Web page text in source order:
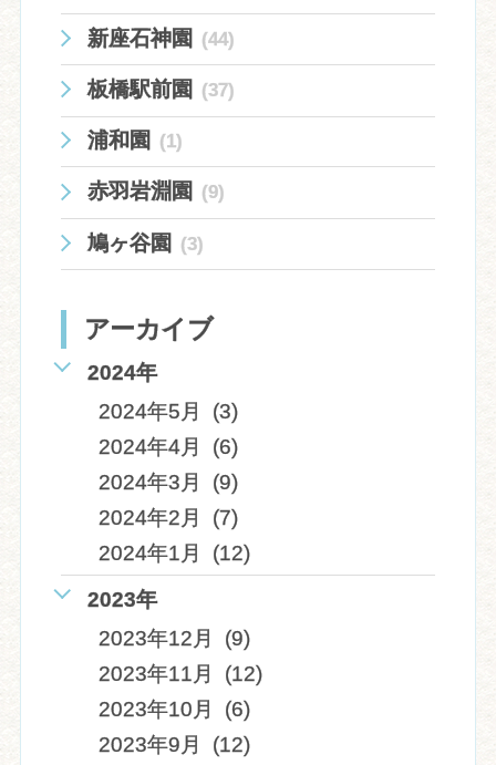
新座石神園 (44)
板橋駅前園 (37)
浦和園 (1)
赤羽岩淵園 (9)
鳩ヶ谷園 (3)
アーカイブ
2024年
2024年5月 (3)
2024年4月 (6)
2024年3月 (9)
2024年2月 (7)
2024年1月 (12)
2023年
2023年12月 (9)
2023年11月 (12)
2023年10月 (6)
2023年9月 (12)